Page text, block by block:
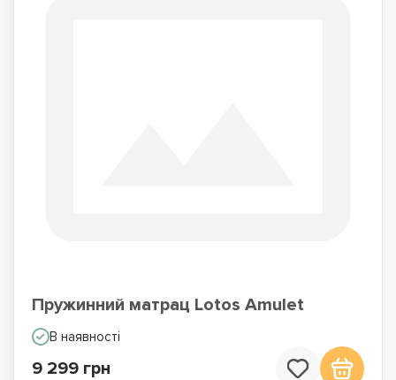
Пружинний матрац Lotos Amulet
В наявності
9 299 грн